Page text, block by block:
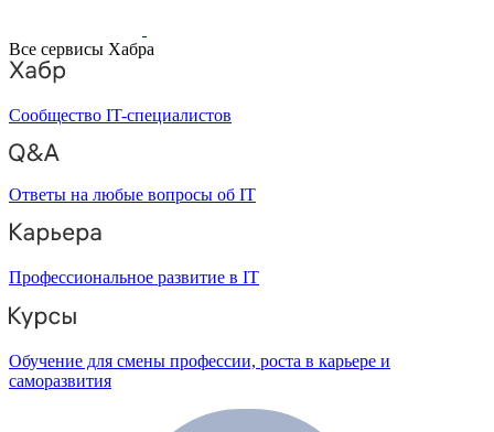
Все сервисы Хабра
Сообщество IT-специалистов
Ответы на любые вопросы об IT
Профессиональное развитие в IT
Обучение для смены профессии, роста в карьере и
саморазвития